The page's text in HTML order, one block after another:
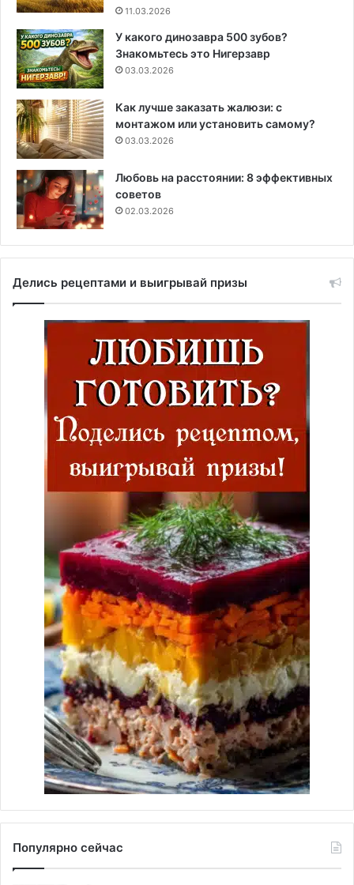
11.03.2026
У какого динозавра 500 зубов?
Знакомьтесь это Нигерзавр
03.03.2026
Как лучше заказать жалюзи: с
монтажом или установить самому?
03.03.2026
Любовь на расстоянии: 8 эффективных
советов
02.03.2026
Делись рецептами и выигрывай призы
Популярно сейчас